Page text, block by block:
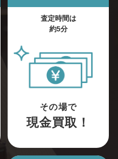
査定時間は
約5分
その場で
現金買取！